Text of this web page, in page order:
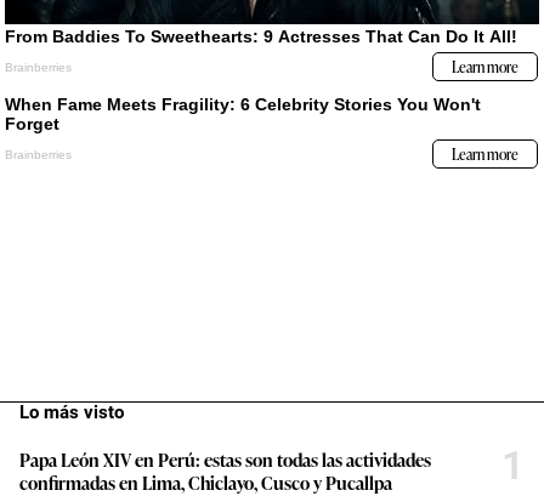
Lo más visto
Papa León XIV en Perú: estas son todas las actividades
confirmadas en Lima, Chiclayo, Cusco y Pucallpa
1